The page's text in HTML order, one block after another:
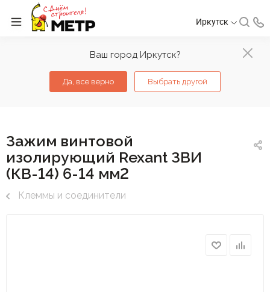
Ваш город Иркутск?
Да, все верно Выбрать другой
Иркутск
Зажим винтовой
изолирующий Rexant ЗВИ
(КВ-14) 6-14 мм2
Клеммы и соединители